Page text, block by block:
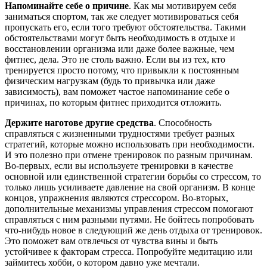
Напоминайте себе о причине. Как мы мотивируем себя
заниматься спортом, так же следует мотивироваться себя
пропускать его, если того требуют обстоятельства. Такими
обстоятельствами могут быть необходимость в отдыхе и
восстановлении организма или даже более важные, чем
фитнес, дела. Это не столь важно. Если вы из тех, кто
тренируется просто потому, что привыкли к постоянным
физическим нагрузкам (будь то привычка или даже
зависимость), вам поможет частое напоминание себе о
причинах, по которым фитнес приходится отложить.
Держите наготове другие средства. Способность
справляться с жизненными трудностями требует разных
стратегий, которые можно использовать при необходимости.
И это полезно при отмене тренировок по разным причинам.
Во-первых, если вы используете тренировки в качестве
основной или единственной стратегии борьбы со стрессом, то
только лишь усиливаете давление на свой организм. В конце
концов, упражнения являются стрессором. Во-вторых,
дополнительные механизмы управления стрессом помогают
справляться с ним разными путями. Не бойтесь попробовать
что-нибудь новое в следующий же день отдыха от тренировок.
Это поможет вам отвлечься от чувства вины и быть
устойчивее к факторам стресса. Попробуйте медитацию или
займитесь хобби, о котором давно уже мечтали.